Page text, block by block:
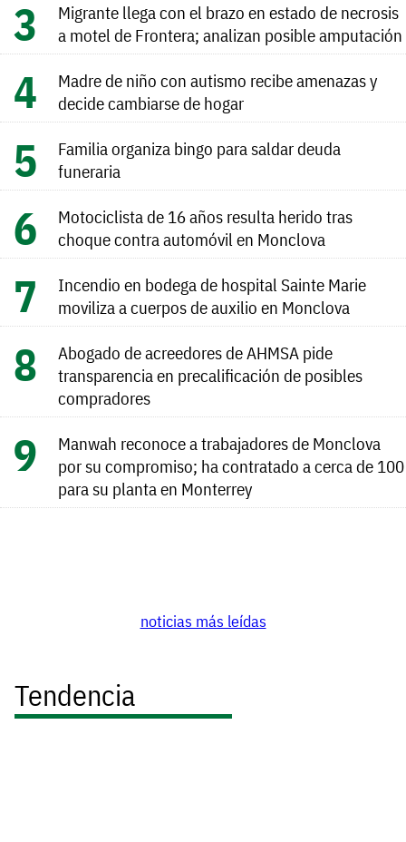
Migrante llega con el brazo en estado de necrosis
a motel de Frontera; analizan posible amputación
Madre de niño con autismo recibe amenazas y
decide cambiarse de hogar
Familia organiza bingo para saldar deuda
funeraria
Motociclista de 16 años resulta herido tras
choque contra automóvil en Monclova
Incendio en bodega de hospital Sainte Marie
moviliza a cuerpos de auxilio en Monclova
Abogado de acreedores de AHMSA pide
transparencia en precalificación de posibles
compradores
Manwah reconoce a trabajadores de Monclova
por su compromiso; ha contratado a cerca de 100
para su planta en Monterrey
noticias más leídas
Tendencia